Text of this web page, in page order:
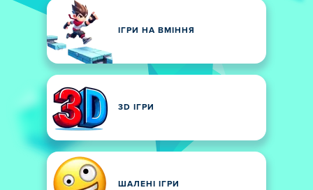
ІГРИ НА ВМІННЯ
3D ІГРИ
ШАЛЕНІ ІГРИ